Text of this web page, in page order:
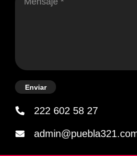
Enviar
222 602 58 27